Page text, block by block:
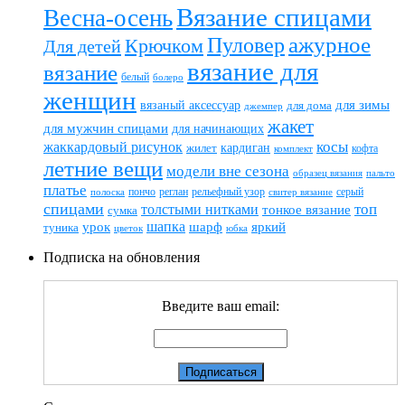
Весна-осеньВязание спицами
Для детейКрючкомПуловер ажурное
вязание белый болеро вязание для
женщин вязаный аксессуар джемпер для дома для зимы
для мужчин спицами для начинающих жакет
жаккардовый рисунок жилет кардиган комплект косы кофта
летние вещи модели вне сезона образец вязания пальто
платье полоска пончо реглан рельефный узор свитер вязание серый
спицами сумка толстыми нитками тонкое вязание топ
туника урок цветок шапка шарф юбка яркий
Подписка на обновления
Введите ваш email: